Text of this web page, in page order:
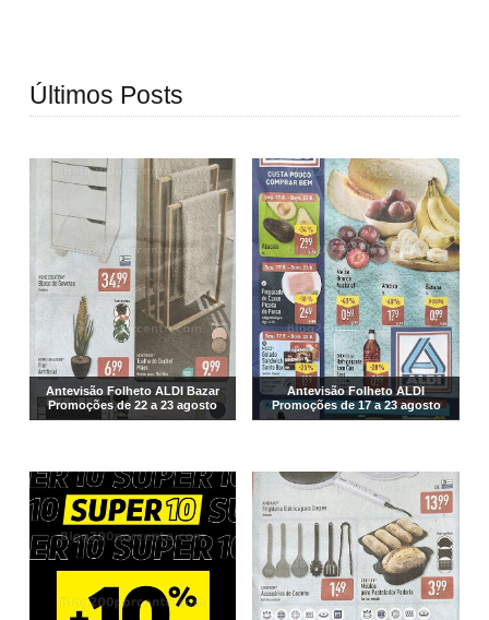
Últimos Posts
Antevisão Folheto ALDI Bazar
Promoções de 22 a 23 agosto
Antevisão Folheto ALDI
Promoções de 17 a 23 agosto